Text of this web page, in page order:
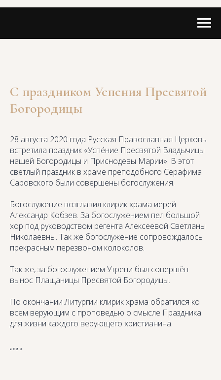
С праздником Успения Пресвятой
Богородицы
28 августа 2020 года Русская Православная Церковь
встретила праздник «Успе́ние Пресвятой Владычицы
нашей Богородицы и Приснодевы Марии». В этот
светлый праздник в храме преподобного Серафима
Саровского были совершены богослужения.
Богослужение возглавил клирик храма иерей
Александр Кобзев. За богослужением пел большой
хор под руководством регента Алексеевой Светланы
Николаевны. Так же богослужение сопровождалось
прекрасным перезвоном колоколов.
Так же, за богослужением Утрени был совершён
вынос Плащаницы Пресвятой Богородицы.
По окончании Литургии клирик храма обратился ко
всем верующим с проповедью о смысле Праздника
для жизни каждого верующего христианина.
2020